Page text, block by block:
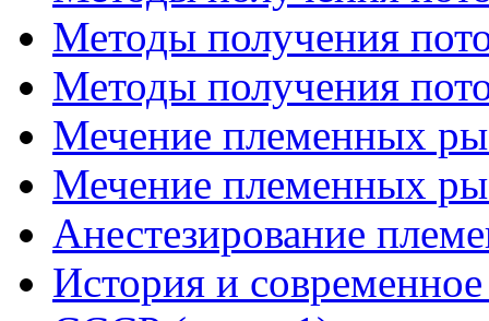
Методы получения
Методы получения
Мечение племенных
Мечение племенных
Анестезирование
История и современное